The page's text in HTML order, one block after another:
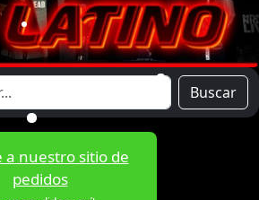
Buscar
a nuestro sitio de
pedidos